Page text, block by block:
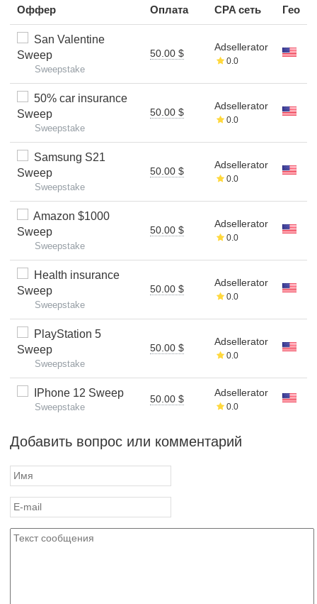
Оффер Оплата CPA сеть Гео
San Valentine
Sweep
Sweepstake
50.00 $
Adsellerator
0.0
50% car insurance
Sweep
Sweepstake
50.00 $
Adsellerator
0.0
Samsung S21
Sweep
Sweepstake
50.00 $
Adsellerator
0.0
Amazon $1000
Sweep
Sweepstake
50.00 $
Adsellerator
0.0
Health insurance
Sweep
Sweepstake
50.00 $
Adsellerator
0.0
PlayStation 5
Sweep
Sweepstake
50.00 $
Adsellerator
0.0
IPhone 12 Sweep
Sweepstake
50.00 $
Adsellerator
0.0
Добавить вопрос или комментарий